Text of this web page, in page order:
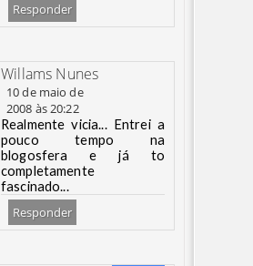
Responder
Willams Nunes
10 de maio de
2008 às 20:22
Realmente vicia... Entrei a
pouco tempo na
blogosfera e já to
completamente
fascinado...
Responder